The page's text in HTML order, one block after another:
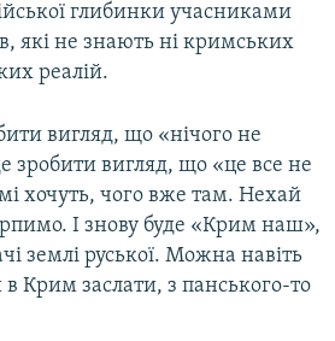
глибинки учасниками
які не знають ні кримських
реалій.
вигляд, що «нічого не
зробити вигляд, що «це все не
хочуть, чого вже там. Нехай
І знову буде «Крим наш»,
землі руської. Можна навіть
в Крим заслати, з панського-то